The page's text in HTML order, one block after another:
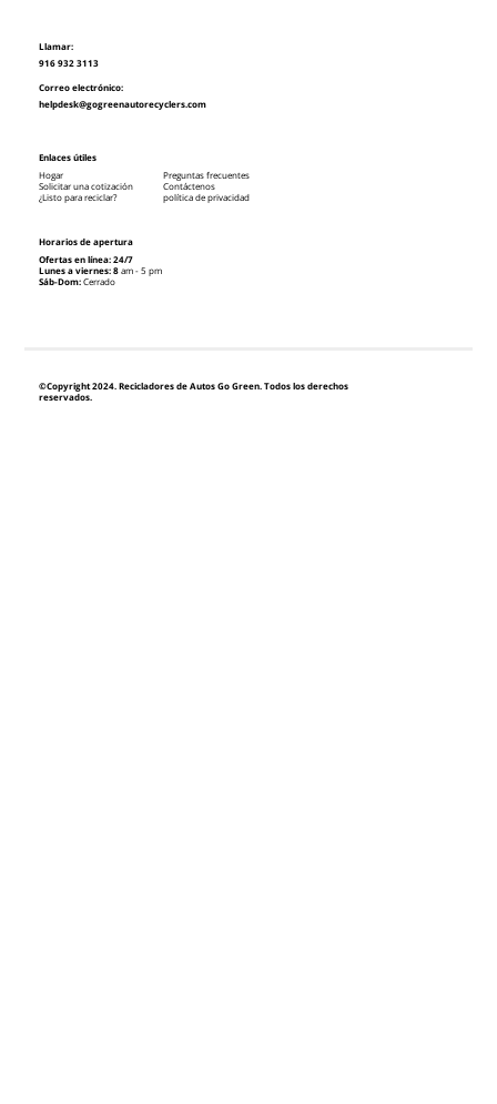
©Copyright 2024. Recicladores de Autos Go Green. Todos los derechos
reservados.
Llamar:
916 932 3113
Correo electrónico:
helpdesk@gogreenautorecyclers.com
Horarios de apertura
Ofertas en línea: 24/7
Lunes a viernes: 8am - 5 pm
Sáb-Dom:Cerrado
Enlaces útiles
Hogar
Solicitar una cotización
¿Listo para reciclar?
Preguntas frecuentes
Contáctenos
política de privacidad